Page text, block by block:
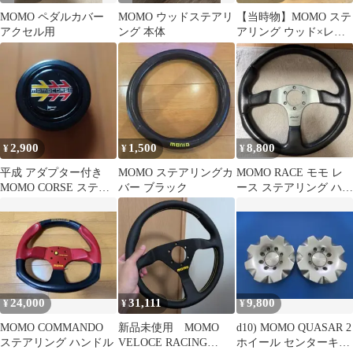
MOMO ペダルカバー
アクセル用
MOMO ウッドステアリ
ング 本体
【当時物】MOMO ステ
アリング ウッド×レザ
ー コンビ 97年製 ファ
イター
¥2,900
平成 アダプター付き
MOMO CORSE ステア
¥ 1,500
MOMO ステアリングカ
バー ブラック
¥8,800
MOMO RACE モモ レ
ース ステアリング ハン
¥24,000
MOMO COMMANDO
ステアリング ハンドル
¥31,111
新品未使用 MOMO
VELOCE RACING
¥9,800
d10) MOMO QUASAR 2
ホイール センターキャ